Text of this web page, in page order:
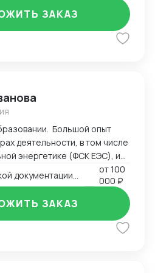
ЗАКАЗ
Большой опыт
деятельности, в том числе
энергетике (ФСК ЕЭС), и
в регистрации
более 9 лет. Пишу
инструкции, создаю
с национальными
в оборот
быть полезна также в
от100
000 ₽
ЗАКАЗ